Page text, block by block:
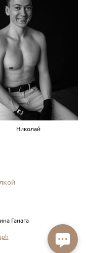
Николай
Ганага